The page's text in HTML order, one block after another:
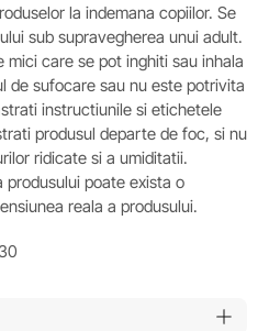
la indemana copiilor. Se
sub supravegherea unui adult.
mici care se pot inghiti sau inhala
de sufocare sau nu este potrivita
instructiunile si etichetele
produsul departe de foc, si nu
ridicate si a umiditatii.
produsului poate exista o
reala a produsului.